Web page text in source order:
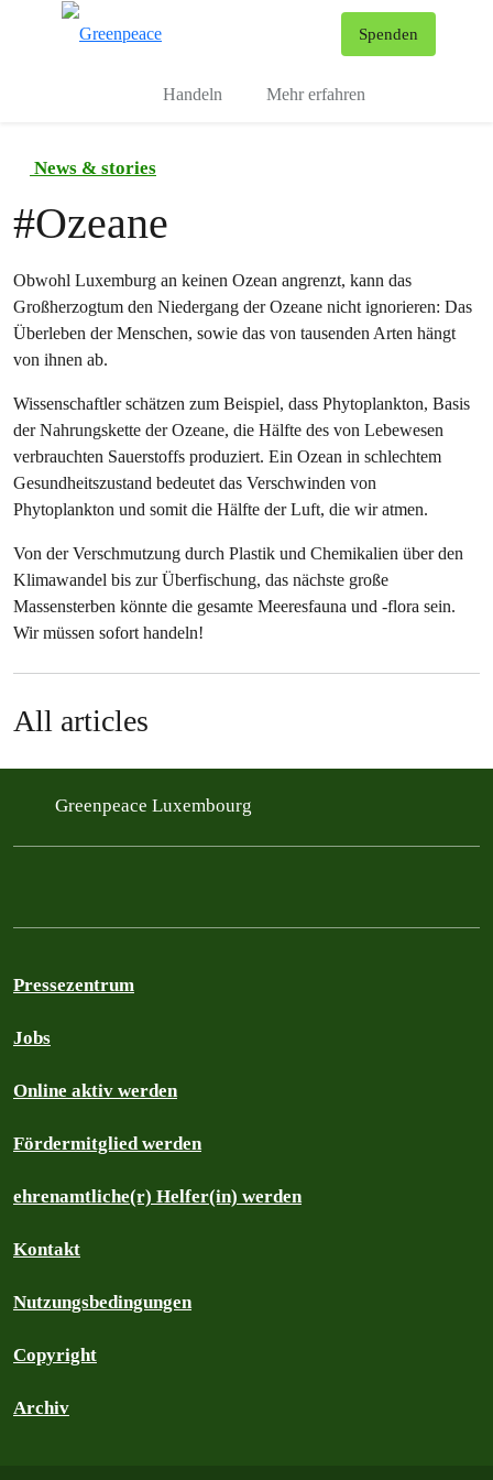
Spenden
Handeln Mehr erfahren
News & stories
#Ozeane
Obwohl Luxemburg an keinen Ozean angrenzt, kann das
Großherzogtum den Niedergang der Ozeane nicht ignorieren: Das
Überleben der Menschen, sowie das von tausenden Arten hängt
von ihnen ab.
Wissenschaftler schätzen zum Beispiel, dass Phytoplankton, Basis
der Nahrungskette der Ozeane, die Hälfte des von Lebewesen
verbrauchten Sauerstoffs produziert. Ein Ozean in schlechtem
Gesundheitszustand bedeutet das Verschwinden von
Phytoplankton und somit die Hälfte der Luft, die wir atmen.
Von der Verschmutzung durch Plastik und Chemikalien über den
Klimawandel bis zur Überfischung, das nächste große
Massensterben könnte die gesamte Meeresfauna und -flora sein.
Wir müssen sofort handeln!
All articles
Greenpeace Luxembourg
Pressezentrum
Jobs
Online aktiv werden
Fördermitglied werden
ehrenamtliche(r) Helfer(in) werden
Kontakt
Nutzungsbedingungen
Copyright
Archiv